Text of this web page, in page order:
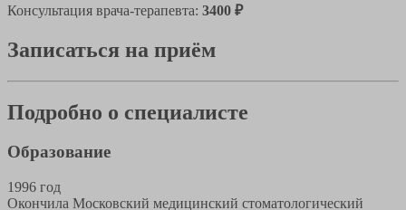
Консультация врача-терапевта: 3400 ₽
Записаться на приём
Подробно о специалисте
Образование
1996 год
Окончила Московский медицинский стоматологический